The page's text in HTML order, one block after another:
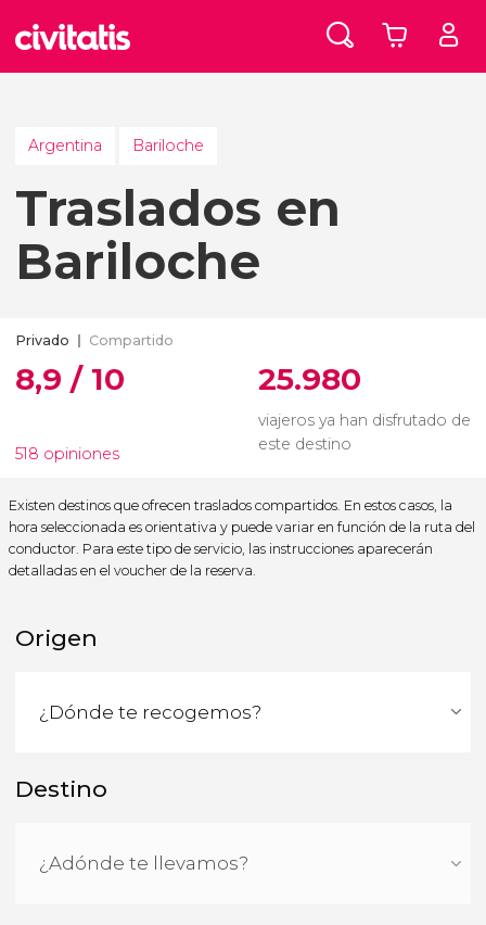
Argentina Bariloche
Traslados en
Bariloche
Privado Compartido
8,9 / 10
518 opiniones
25.980
viajeros ya han disfrutado de
este destino
Existen destinos que ofrecen traslados compartidos. En estos casos, la
hora seleccionada es orientativa y puede variar en función de la ruta del
conductor. Para este tipo de servicio, las instrucciones aparecerán
detalladas en el voucher de la reserva.
Origen
Destino